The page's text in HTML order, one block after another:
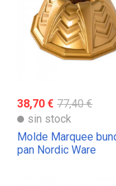
38,70 € 77,40 €
sin stock
Molde Marquee
pan Nordic Ware